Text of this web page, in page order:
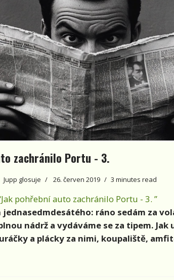
zachránilo Portu - 3.
Jupp glosuje 26. červen 2019 3 minutes read
pohřební auto zachránilo Portu - 3. ”
ráno sedám za
nádrž a vydáváme se za tipem. Jak
a plácky za nimi, koupaliště,